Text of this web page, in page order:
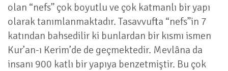
olan “nefs” çok boyutlu ve çok katmanlı bir yapı
olarak tanımlanmaktadır. Tasavvufta “nefs”in 7
katından bahsedilir ki bunlardan bir kısmı ismen
Kur’an-ı Kerim’de de geçmektedir. Mevlâna da
insanı 900 katlı bir yapıya benzetmiştir. Bu çok